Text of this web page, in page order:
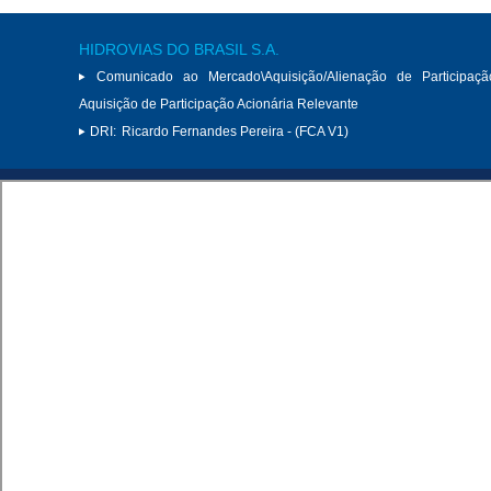
HIDROVIAS DO BRASIL S.A.
Comunicado ao Mercado\Aquisição/Alienação de
Aquisição de Participação Acionária Relevante
DRI: Ricardo Fernandes Pereira - (FCA V1)